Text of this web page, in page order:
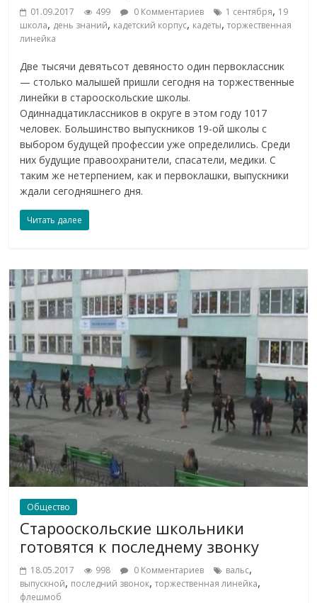
01.09.2017 499 0 Комментариев 1 сентября, 19
школа, день знаний, кадетский корпус, кадеты,торжественная
линейка
Две тысячи девятьсот девяносто один первоклассник
— столько малышей пришли сегодня на торжественные
линейки в старооскольские школы.
Одиннадцатиклассников в округе в этом году 1017
человек. Большинство выпускников 19-ой школы с
выбором будущей профессии уже определились. Среди
них будущие правоохранители, спасатели, медики. С
таким же нетерпением, как и первоклашки, выпускники
ждали сегодняшнего дня.
Читать далее
Общество
Старооскольские школьники
готовятся к последнему звонку
18.05.2017 998 0 Комментариев вальс,
выпускной, последний звонок,торжественная линейка,
флешмоб